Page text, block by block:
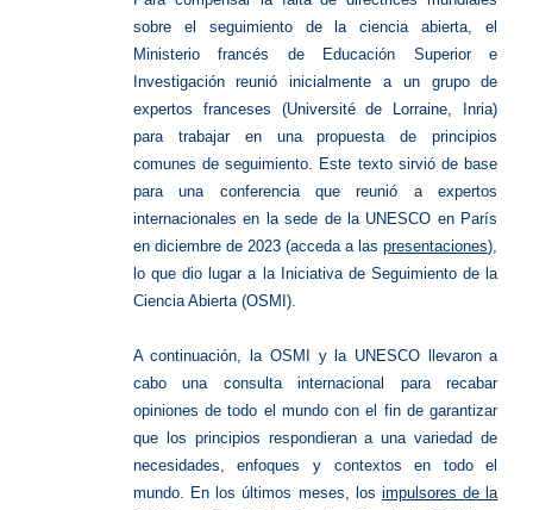
sobre el seguimiento de la ciencia abierta, el
Ministerio francés de Educación Superior e
Investigación reunió inicialmente a un grupo de
expertos franceses (Université de Lorraine, Inria)
para trabajar en una propuesta de principios
comunes de seguimiento. Este texto sirvió de base
para una conferencia que reunió a expertos
internacionales en la sede de la UNESCO en París
en diciembre de 2023 (acceda a laspresentaciones),
lo que dio lugar a la Iniciativa de Seguimiento de la
Ciencia Abierta (OSMI).
A continuación, la OSMI y la UNESCO llevaron a
cabo una consulta internacional para recabar
opiniones de todo el mundo con el fin de garantizar
que los principios respondieran a una variedad de
necesidades, enfoques y contextos en todo el
mundo. En los últimos meses, los impulsores de la